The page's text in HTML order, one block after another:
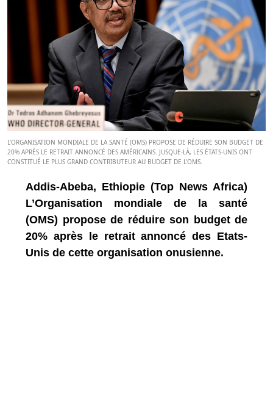
L’ORGANISATION MONDIALE DE LA SANTÉ (OMS) PROPOSE DE RÉDUIRE SON BUDGET DE
20% APRÈS LE RETRAIT ANNONCÉ DES AMÉRICAINS. JUSQUE-LÀ, LES ÉTATS-UNIS ONT
CONSTITUÉ LE PLUS GRAND CONTRIBUTEUR AU BUDGET DE L’OMS.
Addis-Abeba, Ethiopie (Top News Africa)
L’Organisation mondiale de la santé
(OMS) propose de réduire son budget de
20% après le retrait annoncé des Etats-
Unis de cette organisation onusienne.